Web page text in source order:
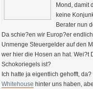
Mond, damit
keine
Berater nun
Da schie?en wir Europ?er
Unmenge Steuergelder auf den
wer hier die Hosen an hat. Wei?t
Schokoriegels ist?
Ich hatte ja eigentlich gehofft,
Whitehouse hinter uns haben,